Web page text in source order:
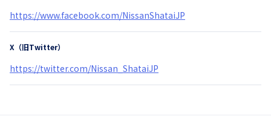
https://www.facebook.com/NissanShataiJP
X（旧Twitter）
https://twitter.com/Nissan_ShataiJP